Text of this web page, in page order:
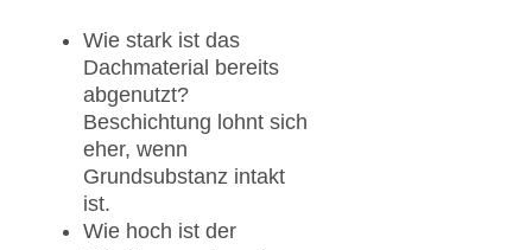
Wie stark ist das
Dachmaterial bereits
abgenutzt?
Beschichtung lohnt sich
eher, wenn
Grundsubstanz intakt
ist.
Wie hoch ist der